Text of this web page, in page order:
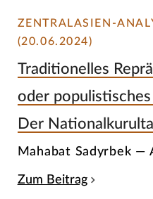
ZENTRALASIEN-
(20.06.2024)
Traditionelles
oder
Der
Mahabat Sadyrbek —
Zum Beitrag